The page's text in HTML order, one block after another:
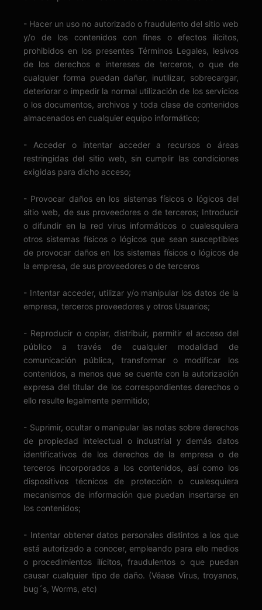
- Hacer un uso no autorizado o fraudulento del sitio web
y/o de los contenidos con fines o efectos ilícitos,
prohibidos en los presentes Términos Legales, lesivos
de los derechos e intereses de terceros, o que de
cualquier forma puedan dañar, inutilizar, sobrecargar,
deteriorar o impedir la normal utilización de los servicios
o los documentos, archivos y toda clase de contenidos
almacenados en cualquier equipo informático;
- Acceder o intentar acceder a recursos o áreas
restringidas del sitio web, sin cumplir las condiciones
exigidas para dicho acceso;
- Provocar daños en los sistemas físicos o lógicos del
sitio web, de sus proveedores o de terceros; Introducir
o difundir en la red virus informáticos o cualesquiera
otros sistemas físicos o lógicos que sean susceptibles
de provocar daños en los sistemas físicos o lógicos de
la empresa, de sus proveedores o de terceros
- Intentar acceder, utilizar y/o manipular los datos de la
empresa, terceros proveedores y otros Usuarios;
- Reproducir o copiar, distribuir, permitir el acceso del
público a través de cualquier modalidad de
comunicación pública, transformar o modificar los
contenidos, a menos que se cuente con la autorización
expresa del titular de los correspondientes derechos o
ello resulte legalmente permitido;
- Suprimir, ocultar o manipular las notas sobre derechos
de propiedad intelectual o industrial y demás datos
identificativos de los derechos de la empresa o de
terceros incorporados a los contenidos, así como los
dispositivos técnicos de protección o cualesquiera
mecanismos de información que puedan insertarse en
los contenidos;
- Intentar obtener datos personales distintos a los que
está autorizado a conocer, empleando para ello medios
o procedimientos ilícitos, fraudulentos o que puedan
causar cualquier tipo de daño. (Véase Virus, troyanos,
bug´s, Worms, etc)